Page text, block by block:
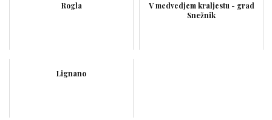
Rogla
V medvedjem kraljestu - grad
Snežnik
Lignano